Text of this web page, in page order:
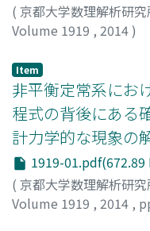
( 京都大学数理解析研
Volume 1919 , 2014)
Item
非平衡定常系にお
程式の背後にある
計力学的な現象の
1919-01.pdf(672.89
( 京都大学数理解析研
Volume 1919 , 2014 ,